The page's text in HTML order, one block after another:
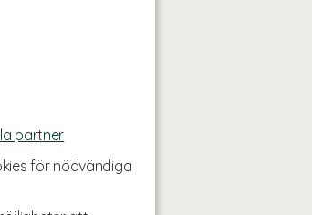
partner
för nödvändiga